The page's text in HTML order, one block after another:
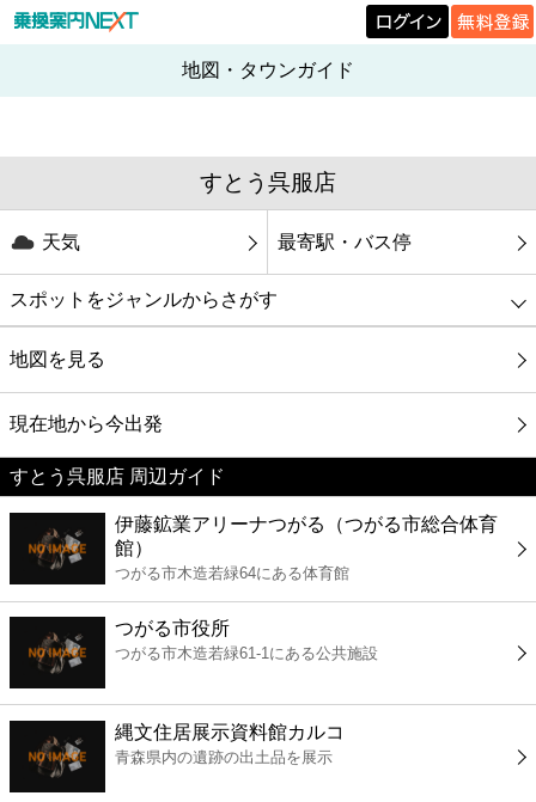
地図・タウンガイド
すとう呉服店
天気 最寄駅・バス停
スポットをジャンルからさがす
グルメ
映画
美容
コンビニ
薬局
スーパー
エンタメ
地図を見る
現在地から今出発
すとう呉服店 周辺ガイド
伊藤鉱業アリーナつがる（つがる市総合体育
館）
つがる市木造若緑64にある体育館
つがる市役所
つがる市木造若緑61-1にある公共施設
縄文住居展示資料館カルコ
青森県内の遺跡の出土品を展示